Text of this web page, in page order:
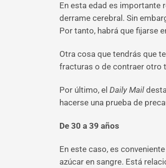
En esta edad es importante
derrame cerebral. Sin
Por tanto, habrá que fijarse
Otra cosa que tendrás que
fracturas o de contraer otro
Por último, el Daily Mail
hacerse una prueba de
De 30 a 39 años
En este caso, es
azúcar en sangre. Está